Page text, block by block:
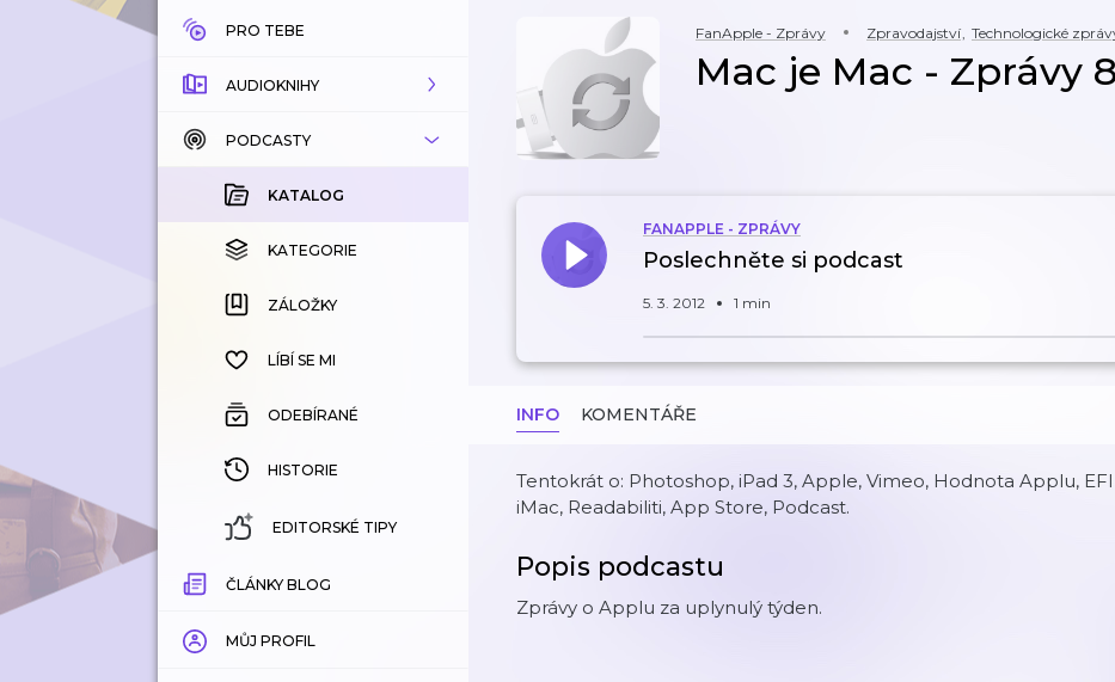
PRO TEBE
AUDIOKNIHY
KATALOG
KOUPENÉ
KATEGORIE
ZÁLOŽKY
HISTORIE
PODCASTY
KATALOG
KATEGORIE
ZÁLOŽKY
LÍBÍ SE MI
ODEBÍRANÉ
HISTORIE
EDITORSKÉ TIPY
ČLÁNKY BLOG
MŮJ PROFIL
FanApple - Zprávy Zpravodajství, Technologické
Mac je Mac - Zprávy 8
FANAPPLE - ZPRÁVY
Poslechněte si podcast
5. 3. 2012 1 min
INFO KOMENTÁŘE
Tentokrát o: Photoshop, iPad 3, Apple, Vimeo, Hodnota Applu,
iMac, Readabiliti, App Store, Podcast.
Popis podcastu
Zprávy o Applu za uplynulý týden.